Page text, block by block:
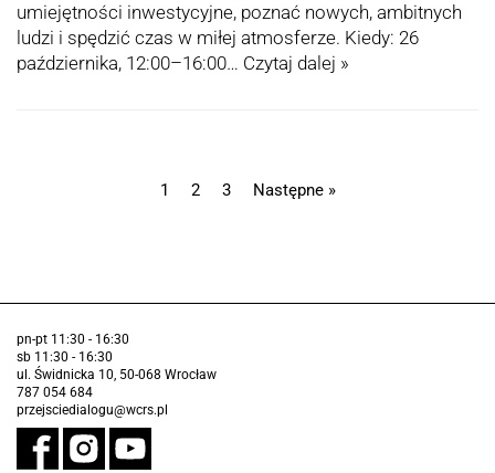
umiejętności inwestycyjne, poznać nowych, ambitnych
ludzi i spędzić czas w miłej atmosferze. Kiedy: 26
października, 12:00–16:00… Czytaj dalej »
1 2 3 Następne »
pn-pt 11:30 - 16:30
sb 11:30 - 16:30
ul. Świdnicka 10, 50-068 Wrocław
787 054 684
przejsciedialogu@wcrs.pl